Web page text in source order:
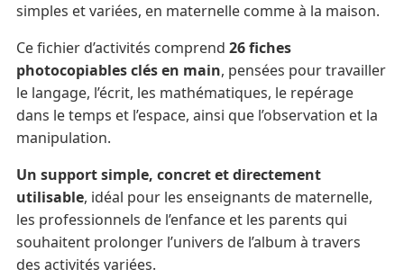
simples et variées, en maternelle comme à la maison.
Ce fichier d’activités comprend 26 fiches
photocopiables clés en main, pensées pour travailler
le langage, l’écrit, les mathématiques, le repérage
dans le temps et l’espace, ainsi que l’observation et la
manipulation.
Un support simple, concret et directement
utilisable, idéal pour les enseignants de maternelle,
les professionnels de l’enfance et les parents qui
souhaitent prolonger l’univers de l’album à travers
des activités variées.